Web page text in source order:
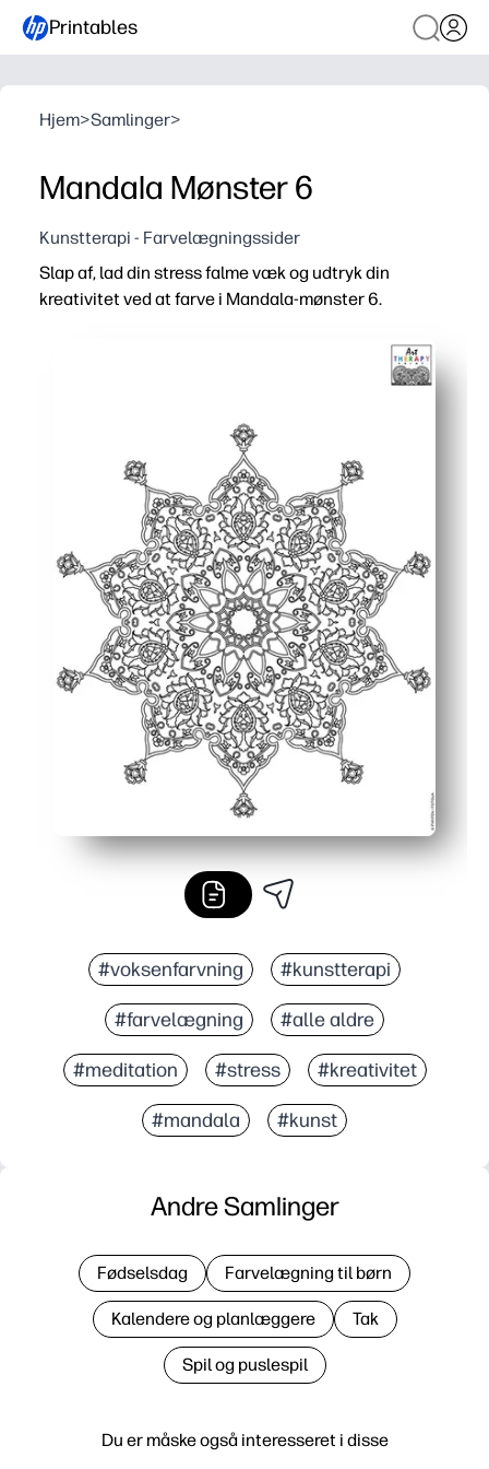
Printables
Hjem>Samlinger>
Mandala Mønster 6
Kunstterapi - Farvelægningssider
Slap af, lad din stress falme væk og udtryk din
kreativitet ved at farve i Mandala-mønster 6.
Nem udskrivning og brug - du kan konfigurere en
Indbygget fokusforstærker, gentagne mønstre
Alsidig derhjemme eller i skolen - genoptryk efter
#voksenfarvning #kunstterapi
#farvelægning #alle aldre
#meditation #stress #kreativitet
#mandala #kunst
Du er måske også interesseret i disse
Andre Samlinger
Fødselsdag Farvelægning til børn
Kalendere og planlæggere Tak
Spil og puslespil